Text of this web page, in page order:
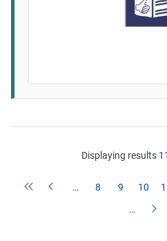
Displaying results
… 8 9 10
…